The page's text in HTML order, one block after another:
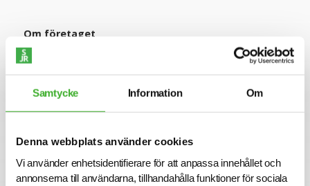
Samtycke Information Om
Denna webbplats använder cookies
Vi använder enhetsidentifierare för att anpassa innehållet och
annonserna till användarna, tillhandahålla funktioner för sociala
Om företaget
Broods är en entreprenörsdriven koncern med fokus inom
projekt- och fastighetsutveckling, via våra dotterbolag
energioptimering och rent källvatten. Broods arbetar med
att identifiera, utveckla och driva projekt med långsiktigt
en vilja att hitta smarta lösningar – tillsammans.
Här blir du en del av ett engagerat team där alla bidrar,
där idéer välkomnas och där du får vara med och bygga